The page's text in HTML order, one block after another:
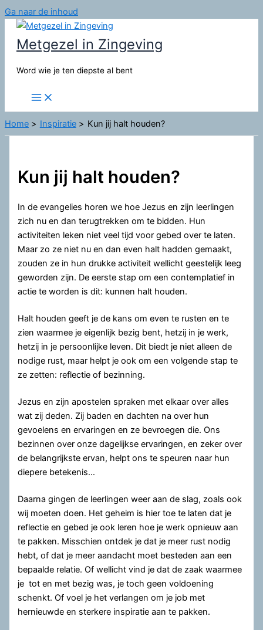
Ga naar de inhoud
Metgezel in Zingeving
Word wie je ten diepste al bent
Home Inspiratie Kun jij halt houden?
Kun jij halt houden?
In de evangelies horen we hoe Jezus en zijn leerlingen
zich nu en dan terugtrekken om te bidden. Hun
activiteiten leken niet veel tijd voor gebed over te laten.
Maar zo ze niet nu en dan even halt hadden gemaakt,
zouden ze in hun drukke activiteit wellicht geestelijk leeg
geworden zijn. De eerste stap om een contemplatief in
actie te worden is dit: kunnen halt houden.
Halt houden geeft je de kans om even te rusten en te
zien waarmee je eigenlijk bezig bent, hetzij in je werk,
hetzij in je persoonlijke leven. Dit biedt je niet alleen de
nodige rust, maar helpt je ook om een volgende stap te
ze zetten: reflectie of bezinning.
Jezus en zijn apostelen spraken met elkaar over alles
wat zij deden. Zij baden en dachten na over hun
gevoelens en ervaringen en ze bevroegen die. Ons
bezinnen over onze dagelijkse ervaringen, en zeker over
de belangrijkste ervan, helpt ons te speuren naar hun
diepere betekenis…
Daarna gingen de leerlingen weer aan de slag, zoals ook
wij moeten doen. Het geheim is hier toe te laten dat je
reflectie en gebed je ook leren hoe je werk opnieuw aan
te pakken. Misschien ontdek je dat je meer rust nodig
hebt, of dat je meer aandacht moet besteden aan een
bepaalde relatie. Of wellicht vind je dat de zaak waarmee
je tot en met bezig was, je toch geen voldoening
schenkt. Of voel je het verlangen om je job met
hernieuwde en sterkere inspiratie aan te pakken.